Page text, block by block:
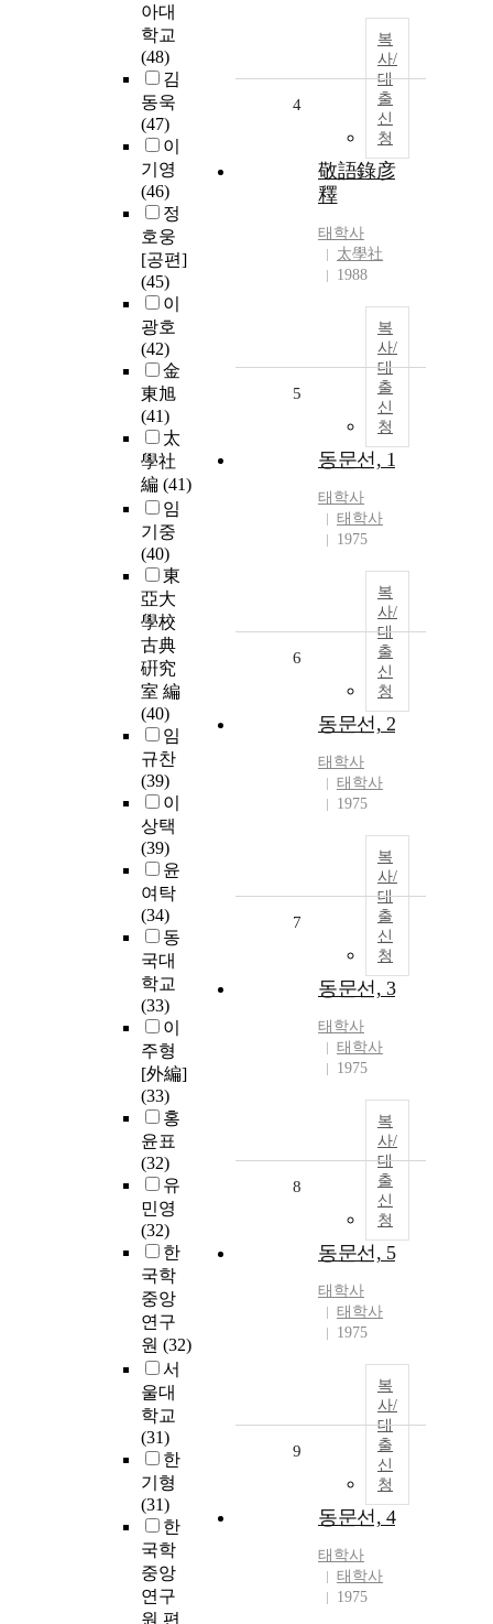
아대
학교
(48)
김
동욱
(47)
이
기영
(46)
정
호웅
[공편]
(45)
이
광호
(42)
金
東旭
(41)
太
學社
編 (41)
임
기중
(40)
東
亞大
學校
古典
硏究
室 編
(40)
임
규찬
(39)
이
상택
(39)
윤
여탁
(34)
동
국대
학교
(33)
이
주형
[外編]
(33)
홍
윤표
(32)
유
민영
(32)
한
국학
중앙
연구
원 (32)
서
울대
학교
(31)
한
기형
(31)
한
국학
중앙
연구
원 편
복
사/
대
출
신
청
4
敬語錄彦
釋
태학사
太學社
1988
복
사/
대
출
신
청
5
동문선, 1
태학사
태학사
1975
복
사/
대
출
신
청
6
동문선, 2
태학사
태학사
1975
복
사/
대
출
신
청
7
동문선, 3
태학사
태학사
1975
복
사/
대
출
신
청
8
동문선, 5
태학사
태학사
1975
복
사/
대
출
신
청
9
동문선, 4
태학사
태학사
1975